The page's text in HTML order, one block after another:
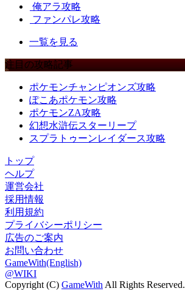
俺アラ攻略
ファンパレ攻略
一覧を見る
注目の攻略記事
ポケモンチャンピオンズ攻略
ぽこあポケモン攻略
ポケモンZA攻略
幻想水滸伝スターリープ
スプラトゥーンレイダース攻略
トップ
ヘルプ
運営会社
採用情報
利用規約
プライバシーポリシー
広告のご案内
お問い合わせ
GameWith(English)
@WIKI
Copyright (C) GameWith All Rights Reserved.